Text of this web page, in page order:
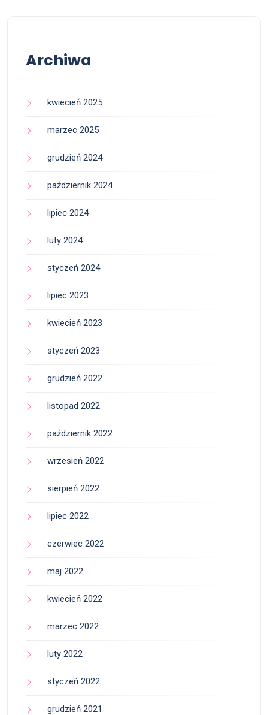
Archiwa
kwiecień 2025
marzec 2025
grudzień 2024
październik 2024
lipiec 2024
luty 2024
styczeń 2024
lipiec 2023
kwiecień 2023
styczeń 2023
grudzień 2022
listopad 2022
październik 2022
wrzesień 2022
sierpień 2022
lipiec 2022
czerwiec 2022
maj 2022
kwiecień 2022
marzec 2022
luty 2022
styczeń 2022
grudzień 2021